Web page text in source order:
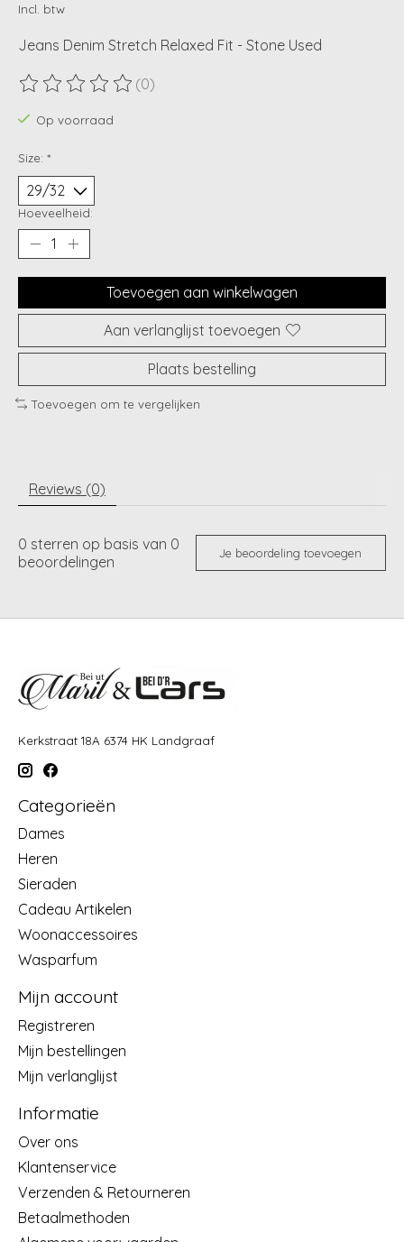
Incl. btw
Jeans Denim Stretch Relaxed Fit - Stone Used
De beoordeling van dit product is
(0)
Op voorraad
Size: *
Hoeveelheid:
Toevoegen aan winkelwagen
Aan verlanglijst toevoegen
Plaats bestelling
Toevoegen om te vergelijken
Reviews (0)
0 sterren op basis van 0
beoordelingen
Je beoordeling toevoegen
Kerkstraat 18A 6374 HK Landgraaf
Categorieën
Dames
Heren
Sieraden
Cadeau Artikelen
Woonaccessoires
Wasparfum
Mijn account
Registreren
Mijn bestellingen
Mijn verlanglijst
Informatie
Over ons
Klantenservice
Verzenden & Retourneren
Betaalmethoden